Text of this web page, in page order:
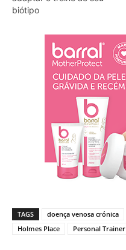
biótipo
TAGS doença venosa crónica
Holmes Place
Personal Trainer